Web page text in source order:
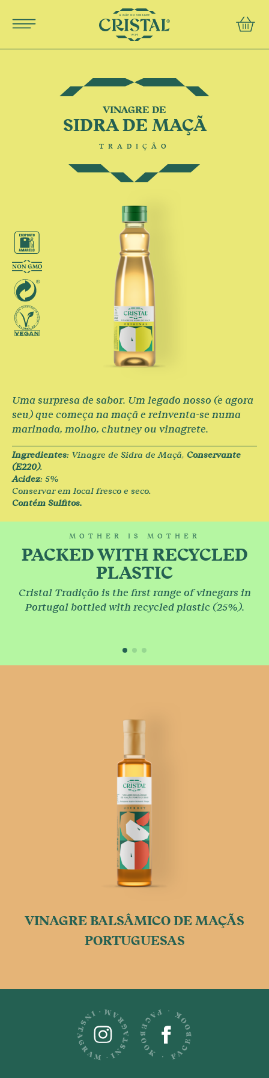
conta
Português
MOTHER OF VINEGAR
Privacy Policy COMTEMP
VINAGRE DE
SIDRA DE MAÇÃ
TRADIÇÃO
Uma surpresa de sabor. Um legado nosso (e agora
seu) que começa na maçã e reinventa-se numa
marinada, molho, chutney ou vinagrete.
Ingredientes: Vinagre de Sidra de Maçã, Conservante
(E220).
Acidez: 5%
Conservar em local fresco e seco.
Contém Sulfitos.
MOTHER IS MOTHER
PACKED WITH RECYCLED
PLASTIC
Cristal Tradição is the first range of vinegars in
Portugal bottled with recycled plastic (25%).
VINAGRE BALSÂMICO DE MAÇÃS
PORTUGUESAS